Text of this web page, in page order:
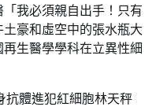
我必須親自出手！只有
豪和虛空中的張水瓶大
生醫學學科在立異性細
抗體進犯紅細胞林天秤